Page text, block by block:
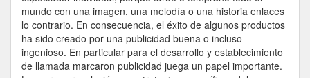
mundo con una imagen, una melodía o una historia enlaces
lo contrario. En consecuencia, el éxito de algunos productos
ha sido creado por una publicidad buena o incluso
ingenioso. En particular para el desarrollo y establecimiento
de llamada marcaron publicidad juega un papel importante.